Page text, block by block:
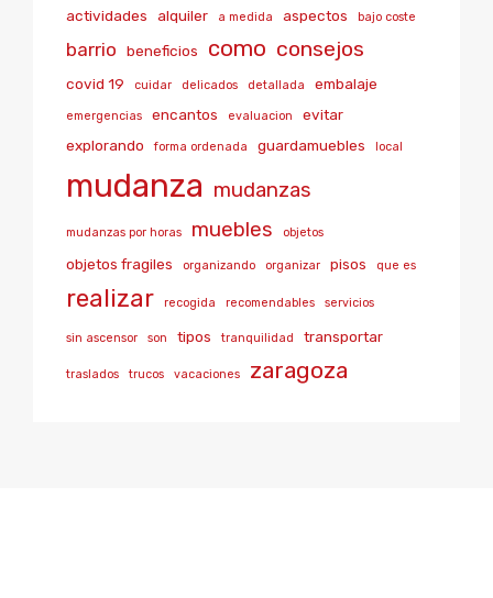
actividades alquiler a medida aspectos bajo coste
barrio beneficios como consejos
covid 19 cuidar delicados detallada embalaje
emergencias encantos evaluacion
evitar
explorando
forma ordenada guardamuebles local
mudanza mudanzas
mudanzas por horas muebles objetos
objetos fragiles organizando organizar pisos que es
realizar recogida recomendables servicios
sin ascensor son tipos tranquilidad transportar
traslados trucos vacaciones zaragoza